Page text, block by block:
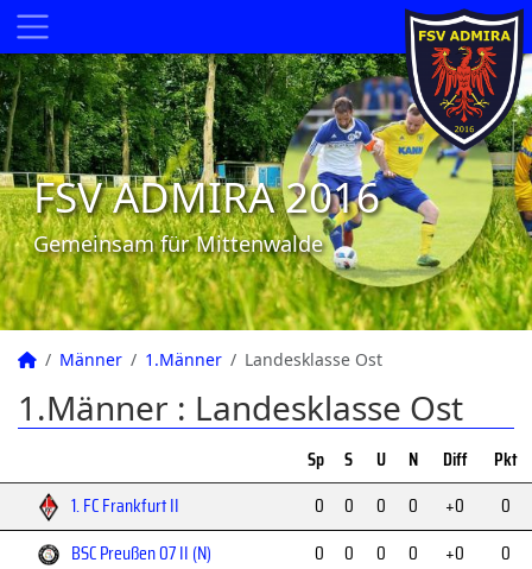
FSV ADMIRA 2016
Gemeinsam für Mittenwalde
Männer 1.Männer Landesklasse Ost
1.Männer : Landesklasse Ost
Sp S U N Diff
Pkt
1. FC Frankfurt II
0 0 0 0 +0
0
BSC Preußen 07 II (N)
0 0 0 0 +0
0